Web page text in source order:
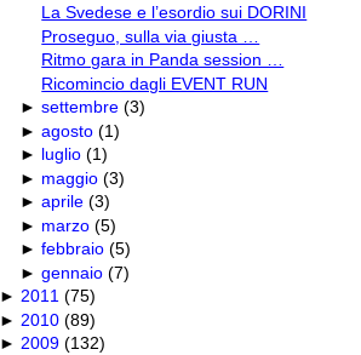
La Svedese e l’esordio sui DORINI
Proseguo, sulla via giusta …
Ritmo gara in Panda session …
Ricomincio dagli EVENT RUN
►settembre (3)
►agosto (1)
► luglio (1)
► maggio (3)
►aprile (3)
► marzo (5)
►febbraio (5)
►gennaio (7)
►2011 (75)
► 2010 (89)
►2009 (132)